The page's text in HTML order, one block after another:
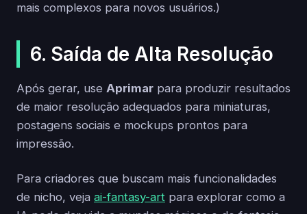
mais complexos para novos usuários.)
6. Saída de Alta Resolução
Após gerar, use Aprimar para produzir resultados
de maior resolução adequados para miniaturas,
postagens sociais e mockups prontos para
impressão.
Para criadores que buscam mais funcionalidades
de nicho, veja ai-fantasy-art para explorar como a